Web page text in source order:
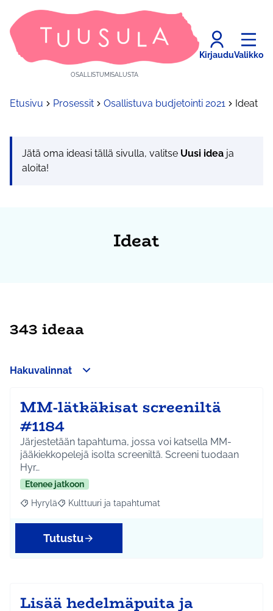
OSALLISTUMISALUSTA
KirjauduValikko
Etusivu Prosessit Osallistuva budjetointi 2021 Ideat
Jätä oma ideasi tällä sivulla, valitse Uusi idea ja
aloita!
Ideat
343 ideaa
Hakuvalinnat
MM-lätkäkisat screeniltä
#1184
Järjestetään tapahtuma, jossa voi katsella MM-
jääkiekkopelejä isolta screeniltä. Screeni tuodaan
Hyr…
Etenee jatkoon
Rajaa tulokset aihepiirin mukaan: Hyrylä
Hyrylä Rajaa tulokset teeman mukaan: Kulttuuri ja
Kulttuuri ja tapahtumat
Tutustu
Lisää hedelmäpuita ja